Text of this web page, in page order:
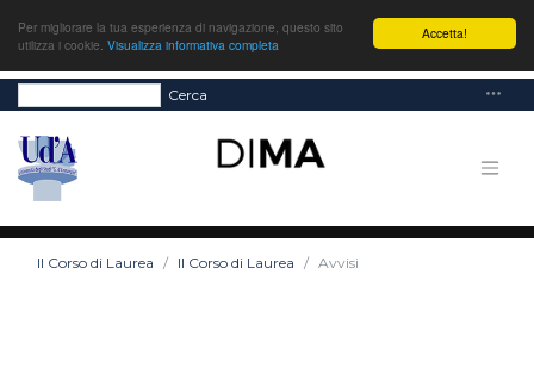
Accetta!
Per migliorare la tua esperienza di navigazione, questo sito
utilizza i cookie. Visualizza informativa completa
Cerca
Il Corso di Laurea Il Corso di Laurea Avvisi